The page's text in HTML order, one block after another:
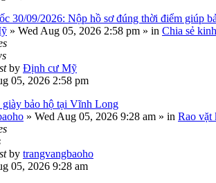
30/09/2026: Nộp hồ sơ đúng thời điểm giúp
» Wed Aug 05, 2026 2:58 pm » in Chia sẻ
by Định cư Mỹ
05, 2026 2:58 pm
giày bảo hộ tại Vĩnh Long
» Wed Aug 05, 2026 9:28 am » in Rao vặt
by trangvangbaoho
05, 2026 9:28 am